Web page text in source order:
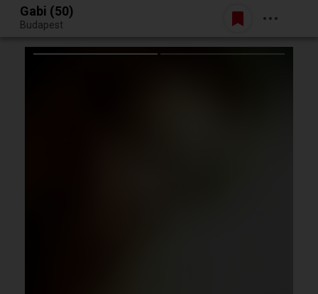
Egy jó randiból bármi lehet.
Belépés
Gabi (50)
Budapest